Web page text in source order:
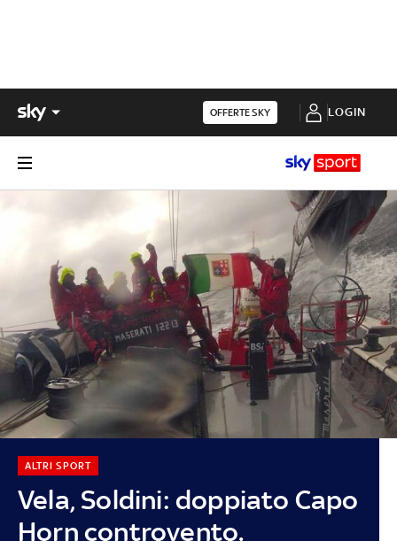
OFFERTE SKY LOGIN
Vela, Soldini: doppiato Capo
Horn controvento.
ALTRI SPORT